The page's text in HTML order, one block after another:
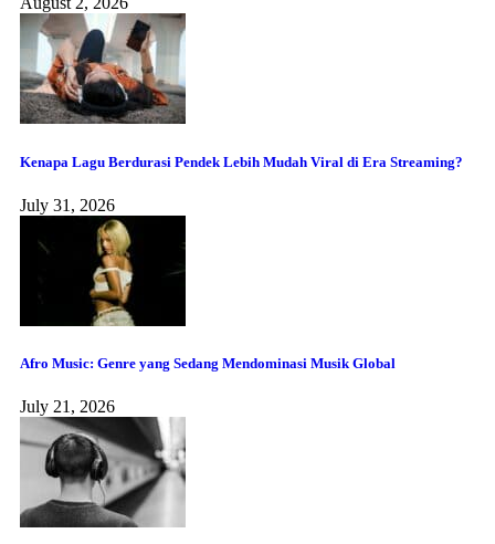
Kenapa Lagu Berdurasi Pendek Lebih Mudah Viral di Era Streaming?
July 31, 2026
Afro Music: Genre yang Sedang Mendominasi Musik Global
July 21, 2026